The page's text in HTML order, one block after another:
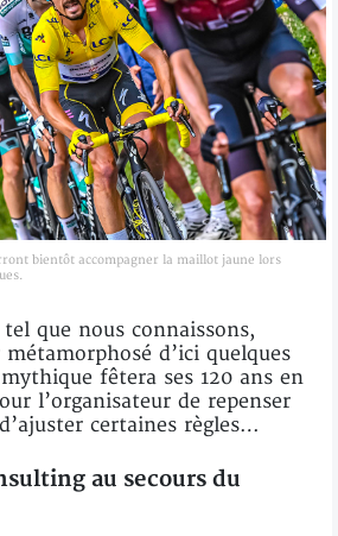
bientôt accompagner la maillot jaune lors
que nous connaissons,
d’ici quelques
fêtera ses 120 ans en
l’organisateur de repenser
certaines règles…
au secours du